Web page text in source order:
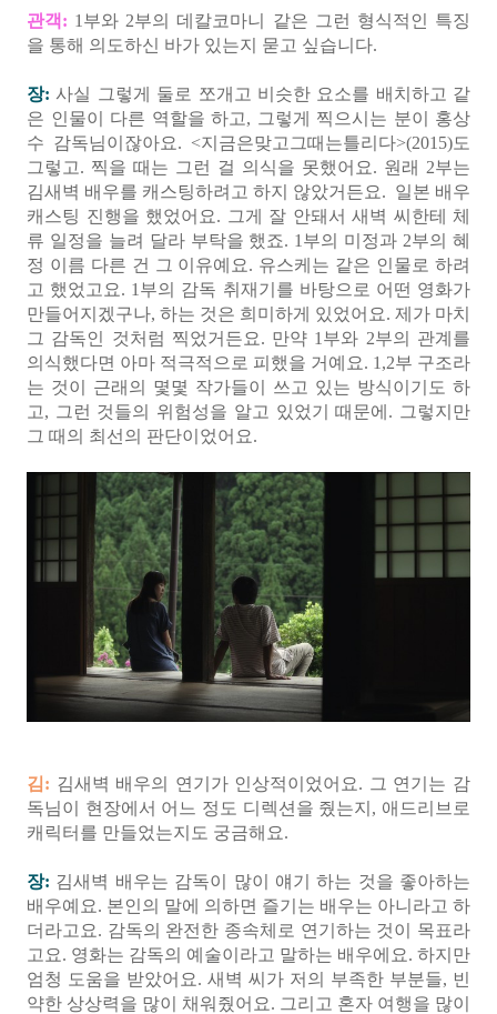
관객: 1부와 2부의 데칼코마니 같은 그런 형식적인 특징
을 통해 의도하신 바가 있는지 묻고 싶습니다.
장: 사실 그렇게 둘로 쪼개고 비슷한 요소를 배치하고 같
은 인물이 다른 역할을 하고, 그렇게 찍으시는 분이 홍상
수 감독님이잖아요. <지금은맞고그때는틀리다>(2015)도
그렇고. 찍을 때는 그런 걸 의식을 못했어요. 원래 2부는
김새벽 배우를 캐스팅하려고 하지 않았거든요. 일본 배우
캐스팅 진행을 했었어요. 그게 잘 안돼서 새벽 씨한테 체
류 일정을 늘려 달라 부탁을 했죠. 1부의 미정과 2부의 혜
정 이름 다른 건 그 이유예요. 유스케는 같은 인물로 하려
고 했었고요. 1부의 감독 취재기를 바탕으로 어떤 영화가
만들어지겠구나, 하는 것은 희미하게 있었어요. 제가 마치
그 감독인 것처럼 찍었거든요. 만약 1부와 2부의 관계를
의식했다면 아마 적극적으로 피했을 거예요. 1,2부 구조라
는 것이 근래의 몇몇 작가들이 쓰고 있는 방식이기도 하
고, 그런 것들의 위험성을 알고 있었기 때문에. 그렇지만
그 때의 최선의 판단이었어요.
김: 김새벽 배우의 연기가 인상적이었어요. 그 연기는 감
독님이 현장에서 어느 정도 디렉션을 줬는지, 애드리브로
캐릭터를 만들었는지도 궁금해요.
장: 김새벽 배우는 감독이 많이 얘기 하는 것을 좋아하는
배우예요. 본인의 말에 의하면 즐기는 배우는 아니라고 하
더라고요. 감독의 완전한 종속체로 연기하는 것이 목표라
고요. 영화는 감독의 예술이라고 말하는 배우에요. 하지만
엄청 도움을 받았어요. 새벽 씨가 저의 부족한 부분들, 빈
약한 상상력을 많이 채워줬어요. 그리고 혼자 여행을 많이